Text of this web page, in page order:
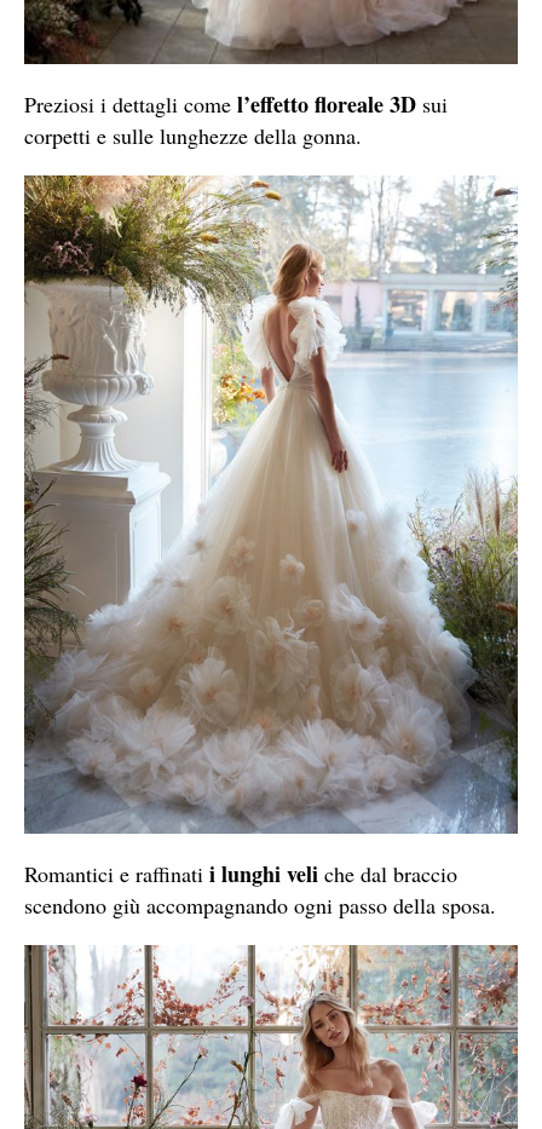
Preziosi i dettagli come l’effetto floreale 3D sui
corpetti e sulle lunghezze della gonna.
Romantici e raffinati i lunghi veli che dal braccio
scendono giù accompagnando ogni passo della sposa.